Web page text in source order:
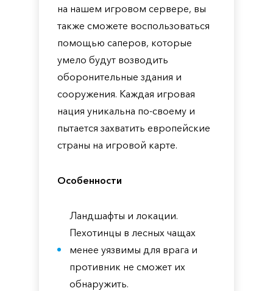
на нашем игровом сервере, вы
также сможете воспользоваться
помощью саперов, которые
умело будут возводить
оборонительные здания и
сооружения. Каждая игровая
нация уникальна по-своему и
пытается захватить европейские
страны на игровой карте.
Особенности
Ландшафты и локации.
Пехотинцы в лесных чащах
менее уязвимы для врага и
противник не сможет их
обнаружить.